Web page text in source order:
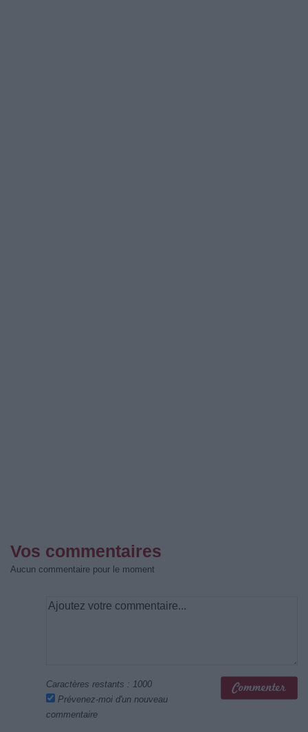
Vos commentaires
Aucun commentaire pour le moment
Caractères restants : 1000
Prévenez-moi d'un nouveau
commentaire